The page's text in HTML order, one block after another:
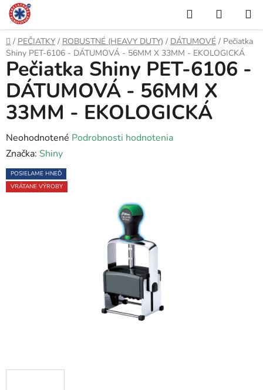
Prejsť
na
obsah
Hľadať
KOŠÍK
Domov
/ PEČIATKY / ROBUSTNÉ (HEAVY DUTY) / DÁTUMOVÉ / Pečiatka
Shiny PET-6106 - DÁTUMOVÁ - 56MM X 33MM - EKOLOGICKÁ
Pečiatka Shiny PET-6106 -
DÁTUMOVÁ - 56MM X
33MM - EKOLOGICKÁ
Priemerné
hodnotenie
produktu
je
Neohodnotené Podrobnosti hodnotenia
Značka: Shiny
POSIELAME HNEĎ
VRÁTANE VÝROBY